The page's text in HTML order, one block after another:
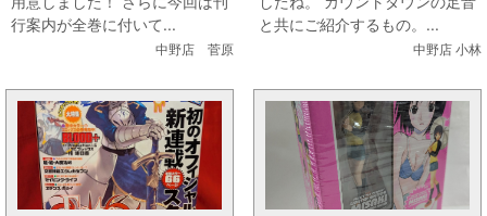
行案内が全巻に付いて...
中野店 菅原
と共にご紹介するもの。...
中野店 小林